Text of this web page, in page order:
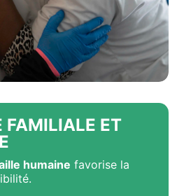
FAMILIALE ET
humaine favorise la